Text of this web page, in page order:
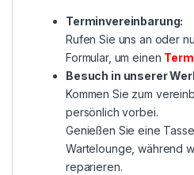
Terminvereinbarung:
Rufen Sie uns an oder
Formular, um einen
Besuch in unserer
Kommen Sie zum
persönlich vorbei.
Genießen Sie eine
Wartelounge, während
reparieren.